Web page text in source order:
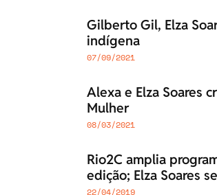
Gilberto Gil, Elza
indígena
07/09/2021
Alexa e Elza Soares
Mulher
08/03/2021
Rio2C amplia
edição; Elza Soares
22/04/2019